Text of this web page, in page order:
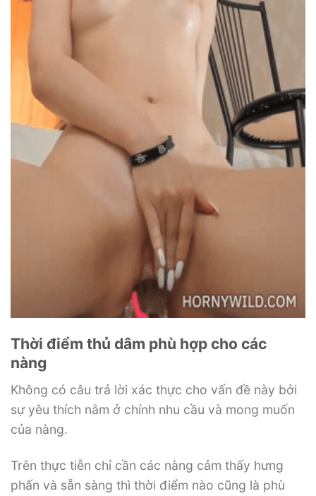
Thời điểm thủ dâm phù hợp cho các
nàng
Không có câu trả lời xác thực cho vấn đề này bởi
sự yêu thích nằm ở chính nhu cầu và mong muốn
của nàng.
Trên thực tiễn chỉ cần các nàng cảm thấy hưng
phấn và sẵn sàng thì thời điểm nào cũng là phù